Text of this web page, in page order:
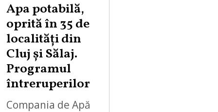
Apa potabilă,
oprită în 35 de
localități din
Cluj și Sălaj.
Programul
întreruperilor
Compania de Apă